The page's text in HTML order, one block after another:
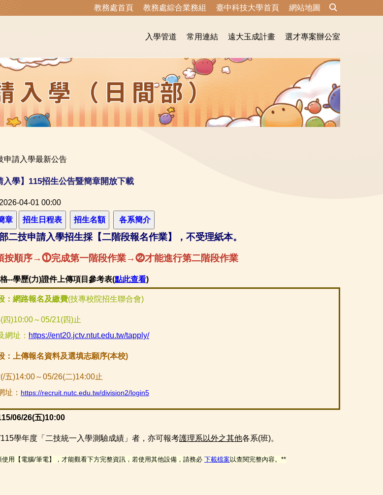
教務處首頁 教務處綜合業務組 臺中科技大學首頁 網站地圖
入學管道 常用連結 遠大玉成計畫 選才專案辦公室
申請入學最新公告
入學】115招生公告暨簡章開放下載
2026-04-01 00:00
二技申請入學招生採【二階段報名作業】， 不受理紙本。
按順序→⓵完成第一階段作業→⓶才能進行第二階段作業
--學歷(力)證件上傳項目參考表(點此查看)
：網路報名及繳費(技專校院招生聯合會)
四)10:00～05/21(四)止
網址： https://ent20.jctv.ntut.edu.tw/tapply/
：上傳報名資料及選填志願序(本校)
五)14:00～05/26(二)14:00止
址： https://recruit.nutc.edu.tw/division2/login5
06/26(五)10:00
115學年度「二技統一入學測驗成績」者，亦可報考護理系以外之其他各系(班)。
用【電腦/筆電】，才能觀看下方完整資訊，若使用其他設備，請務必 下載檔案以查閱完整內容。**